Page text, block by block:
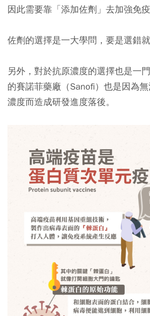
因此需要靠「添加佐劑」去加強免疫
佐劑的選擇是一大學問，要是選錯就
另外，對於抗原濃度的選擇也是一
的賽諾菲藥廠（Sanofi）也是因為
濃度而造成研發進度落後。